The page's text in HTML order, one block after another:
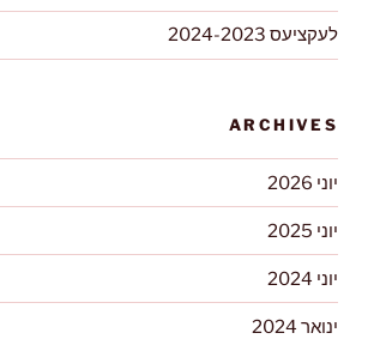
לעקציעס 2024-2023
ARCHIVES
יוני 2026
יוני 2025
יוני 2024
ינואר 2024